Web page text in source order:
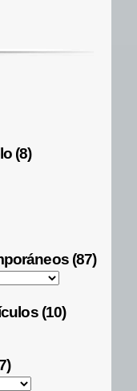
(8)
(87)
(10)